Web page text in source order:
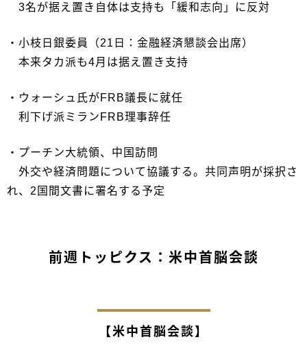
3名が据え置き自体は支持も「緩和志向」に反対
・小枝日銀委員（21日：金融経済懇談会出席）
本来タカ派も4月は据え置き支持
・ウォーシュ氏がFRB議長に就任
利下げ派ミランFRB理事辞任
・プーチン大統領、中国訪問
外交や経済問題について協議する。共同声明が採択さ
れ、2国間文書に署名する予定
前週トッピクス：米中首脳会談
【米中首脳会談】